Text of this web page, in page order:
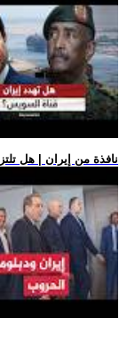
.. نافذة من إيران | هل